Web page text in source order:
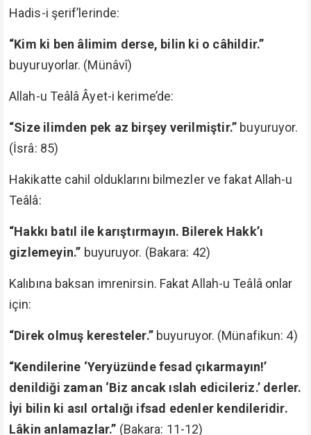
Hadis-i şerif’lerinde:
“Kim ki ben âlimim derse, bilin ki o câhildir.”
buyuruyorlar. (Münâvî)
Allah-u Teâlâ Âyet-i kerime’de:
“Size ilimden pek az birşey verilmiştir.” buyuruyor.
(İsrâ: 85)
Hakikatte cahil olduklarını bilmezler ve fakat Allah-u
Teâlâ:
“Hakkı batıl ile karıştırmayın. Bilerek Hakk’ı
gizlemeyin.” buyuruyor. (Bakara: 42)
Kalıbına baksan imrenirsin. Fakat Allah-u Teâlâ onlar
için:
“Direk olmuş keresteler.” buyuruyor. (Münafikun: 4)
“Kendilerine ‘Yeryüzünde fesad çıkarmayın!’
denildiği zaman ‘Biz ancak ıslah edicileriz.’ derler.
İyi bilin ki asıl ortalığı ifsad edenler kendileridir.
Lâkin anlamazlar.” (Bakara: 11-12)